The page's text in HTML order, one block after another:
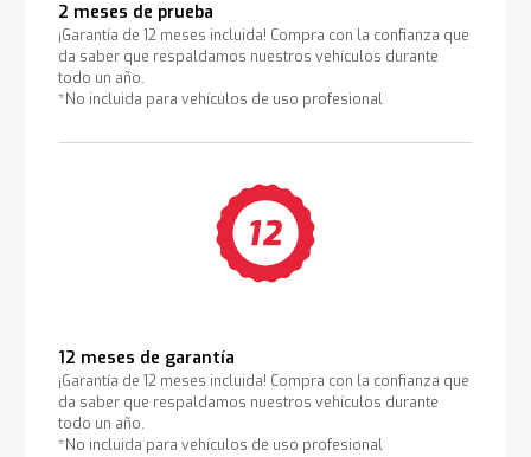
2 meses de prueba
¡Garantía de 12 meses incluida! Compra con la confianza que
da saber que respaldamos nuestros vehículos durante
todo un año.
*No incluida para vehículos de uso profesional
12 meses de garantía
¡Garantía de 12 meses incluida! Compra con la confianza que
da saber que respaldamos nuestros vehículos durante
todo un año.
*No incluida para vehículos de uso profesional